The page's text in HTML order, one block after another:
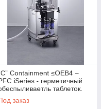
Containment ≤OEB4 –
iSeries - герметичный
таблеток.
сегменты.
заказ